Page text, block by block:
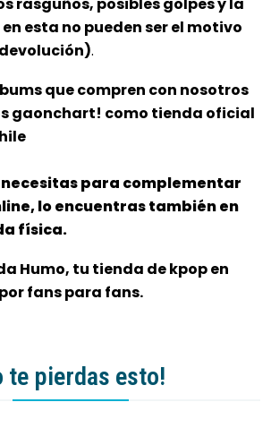
rasguños, posibles golpes y la
esta no pueden ser el motivo
.
que compren con nosotros
gaonchart! como tienda oficial
necesitas para complementar
lo encuentras también en
física.
Humo, tu tienda de kpop en
fans para fans.
te pierdas esto!